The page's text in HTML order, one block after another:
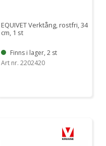
EQUIVET Verktång, rostfri, 34
cm, 1 st
Finns i lager, 2 st
Art nr. 2202420